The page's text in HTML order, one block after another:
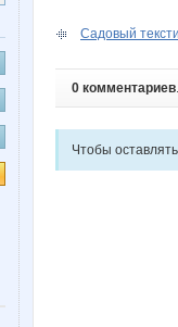
Садовый
0 комментариев
Чтобы